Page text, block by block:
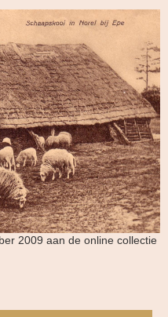
2009 aan de online collectie